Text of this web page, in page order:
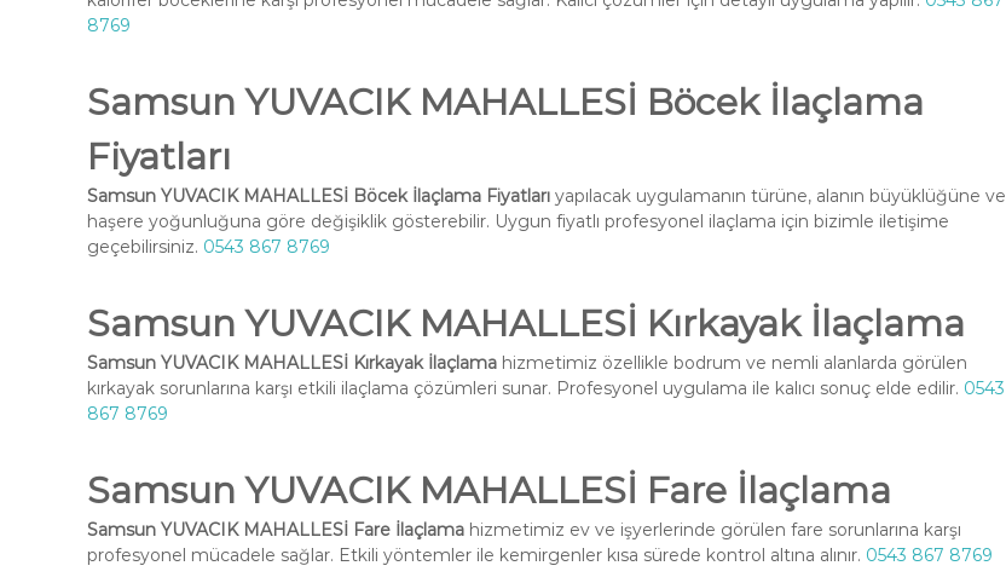
8769
Samsun YUVACIK MAHALLESİ Böcek İlaçlama
Fiyatları
Samsun YUVACIK MAHALLESİ Böcek İlaçlama Fiyatları yapılacak uygulamanın türüne, alanın büyüklüğüne ve
haşere yoğunluğuna göre değişiklik gösterebilir. Uygun fiyatlı profesyonel ilaçlama için bizimle iletişime
geçebilirsiniz. 0543 867 8769
Samsun YUVACIK MAHALLESİ Kırkayak İlaçlama
Samsun YUVACIK MAHALLESİ Kırkayak İlaçlama hizmetimiz özellikle bodrum ve nemli alanlarda görülen
kırkayak sorunlarına karşı etkili ilaçlama çözümleri sunar. Profesyonel uygulama ile kalıcı sonuç elde edilir. 0543
867 8769
Samsun YUVACIK MAHALLESİ Fare İlaçlama
Samsun YUVACIK MAHALLESİ Fare İlaçlama hizmetimiz ev ve işyerlerinde görülen fare sorunlarına karşı
profesyonel mücadele sağlar. Etkili yöntemler ile kemirgenler kısa sürede kontrol altına alınır. 0543 867 8769